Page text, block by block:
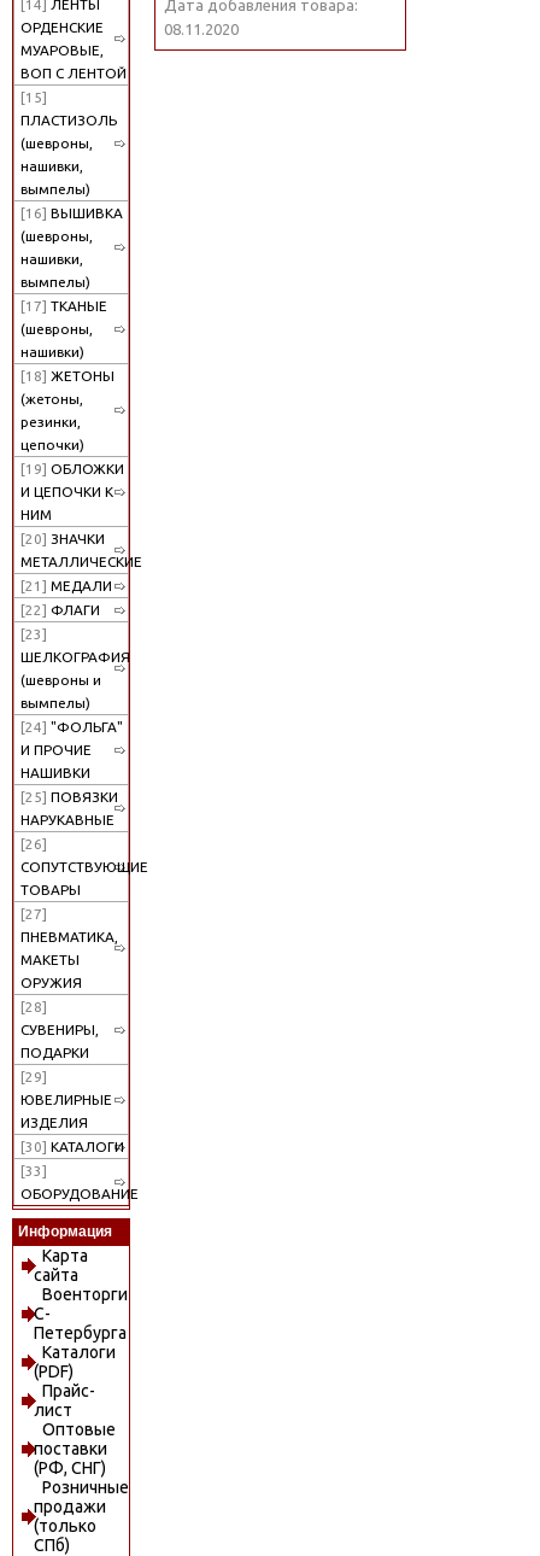
[14] ЛЕНТЫ
ОРДЕНСКИЕ
МУАРОВЫЕ,
ВОП С ЛЕНТОЙ
[15]
ПЛАСТИЗОЛЬ
(шевроны,
нашивки,
вымпелы)
[16] ВЫШИВКА
(шевроны,
нашивки,
вымпелы)
[17] ТКАНЫЕ
(шевроны,
нашивки)
[18] ЖЕТОНЫ
(жетоны,
резинки,
цепочки)
[19] ОБЛОЖКИ
И ЦЕПОЧКИ К
НИМ
[20] ЗНАЧКИ
МЕТАЛЛИЧЕСКИЕ
[21] МЕДАЛИ
[22] ФЛАГИ
[23]
ШЕЛКОГРАФИЯ
(шевроны и
вымпелы)
[24] "ФОЛЬГА"
И ПРОЧИЕ
НАШИВКИ
[25] ПОВЯЗКИ
НАРУКАВНЫЕ
[26]
СОПУТСТВУЮЩИЕ
ТОВАРЫ
[27]
ПНЕВМАТИКА,
МАКЕТЫ
ОРУЖИЯ
[28]
СУВЕНИРЫ,
ПОДАРКИ
[29]
ЮВЕЛИРНЫЕ
ИЗДЕЛИЯ
[30] КАТАЛОГИ
[33]
ОБОРУДОВАНИЕ
Информация
Карта
сайта
Военторги
С-
Петербурга
Каталоги
(PDF)
Прайс-
лист
Оптовые
поставки
(РФ, СНГ)
Розничные
продажи
(только
СПб)
Дата добавления товара:
08.11.2020